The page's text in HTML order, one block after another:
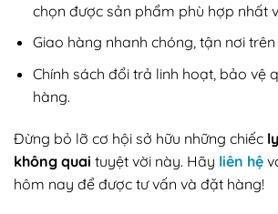
chọn được sản phẩm phù hợp nhất
Giao hàng nhanh chóng, tận nơi
Chính sách đổi trả linh hoạt, bảo vệ
hàng.
Đừng bỏ lỡ cơ hội sở hữu những chiếc
không quai tuyệt vời này. Hãy liên hệ
hôm nay để được tư vấn và đặt hàng!